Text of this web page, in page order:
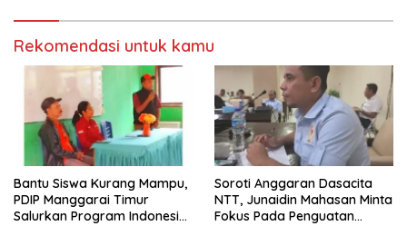
Rekomendasi untuk kamu
Bantu Siswa Kurang Mampu,
PDIP Manggarai Timur
Salurkan Program Indonesia
Soroti Anggaran Dasacita
NTT, Junaidin Mahasan Minta
Fokus Pada Penguatan